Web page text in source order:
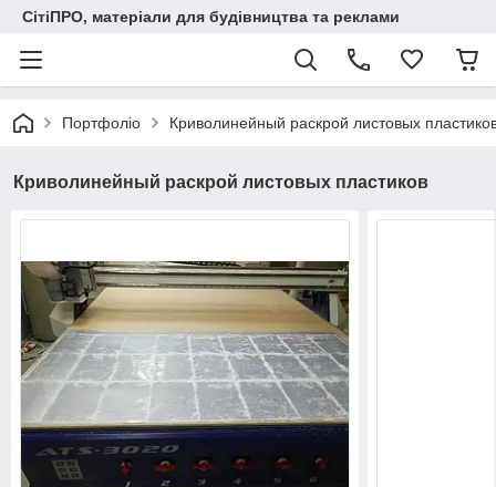
СітіПРО, матеріали для будівництва та реклами
Портфоліо Криволинейный раскрой листовых
Криволинейный раскрой листовых пластиков